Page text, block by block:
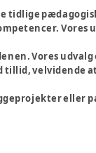
tidlige
Vores
Vores
velvidende
eller